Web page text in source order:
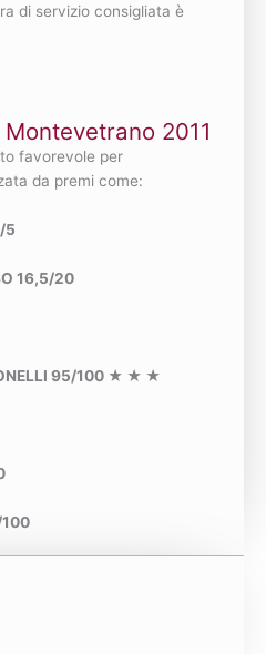
di servizio consigliata è
2011
favorevole per
da premi come:
5
16,5/20
95/100 ★ ★ ★
100